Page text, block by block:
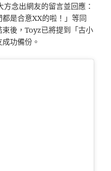
念出網友的留言並回應：
都是合意XX的啦！」等同
後，Toyz已將提到「古小
功備份。